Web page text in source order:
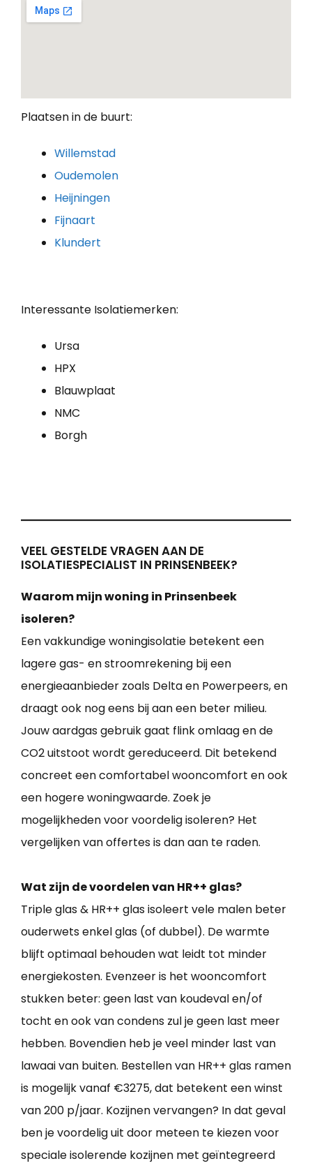
Plaatsen in de buurt:
Willemstad
Oudemolen
Heijningen
Fijnaart
Klundert
Interessante Isolatiemerken:
Ursa
HPX
Blauwplaat
NMC
Borgh
VEEL GESTELDE VRAGEN AAN DE
ISOLATIESPECIALIST IN PRINSENBEEK?
Waarom mijn woning in Prinsenbeek
isoleren?
Een vakkundige woningisolatie betekent een
lagere gas- en stroomrekening bij een
energieaanbieder zoals Delta en Powerpeers, en
draagt ook nog eens bij aan een beter milieu.
Jouw aardgas gebruik gaat flink omlaag en de
CO2 uitstoot wordt gereduceerd. Dit betekend
concreet een comfortabel wooncomfort en ook
een hogere woningwaarde. Zoek je
mogelijkheden voor voordelig isoleren? Het
vergelijken van offertes is dan aan te raden.
Wat zijn de voordelen van HR++ glas?
Triple glas & HR++ glas isoleert vele malen beter
ouderwets enkel glas (of dubbel). De warmte
blijft optimaal behouden wat leidt tot minder
energiekosten. Evenzeer is het wooncomfort
stukken beter: geen last van koudeval en/of
tocht en ook van condens zul je geen last meer
hebben. Bovendien heb je veel minder last van
lawaai van buiten. Bestellen van HR++ glas ramen
is mogelijk vanaf €3275, dat betekent een winst
van 200 p/jaar. Kozijnen vervangen? In dat geval
ben je voordelig uit door meteen te kiezen voor
speciale isolerende kozijnen met geïntegreerd